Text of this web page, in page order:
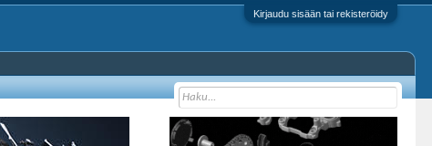
Kirjaudu sisään tai rekisteröidy